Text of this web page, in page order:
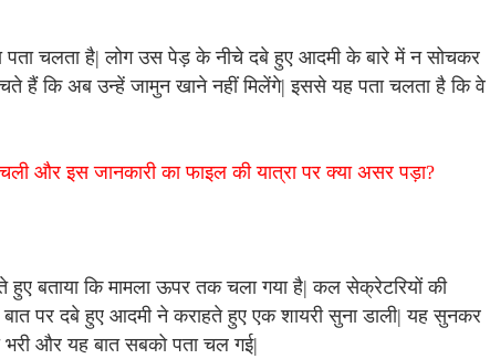
पता चलता है| लोग उस पेड़ के नीचे दबे हुए आदमी के बारे में न सोचकर
हैं कि अब उन्हें जामुन खाने नहीं मिलेंगे| इससे यह पता चलता है कि वे
और इस जानकारी का फाइल की यात्रा पर क्या असर पड़ा?
हुए बताया कि मामला ऊपर तक चला गया है| कल सेक्रेटरियों की
बात पर दबे हुए आदमी ने कराहते हुए एक शायरी सुना डाली| यह सुनकर
भरी और यह बात सबको पता चल गई|